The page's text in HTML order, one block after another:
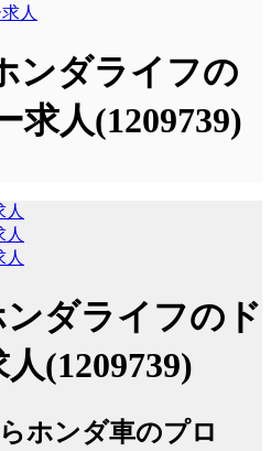
人
ンダライフの
求人(1209739)
人
ダライフのド
(1209739)
ホンダ車のプロ